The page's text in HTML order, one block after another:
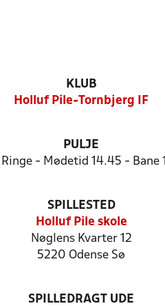
KLUB
Holluf Pile-Tornbjerg IF
PULJE
I Ringe - Mødetid 14.45 - Bane 1
SPILLESTED
Holluf Pile skole
Nøglens Kvarter 12
5220 Odense Sø
SPILLEDRAGT UDE